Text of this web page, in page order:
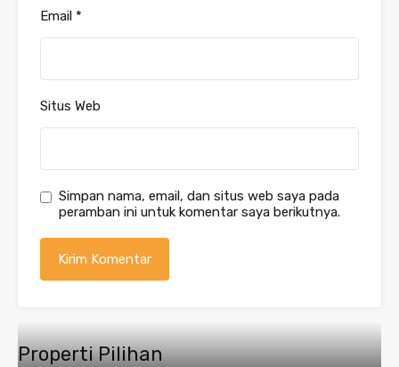
Email *
Situs Web
Simpan nama, email, dan situs web saya pada
peramban ini untuk komentar saya berikutnya.
Properti Pilihan